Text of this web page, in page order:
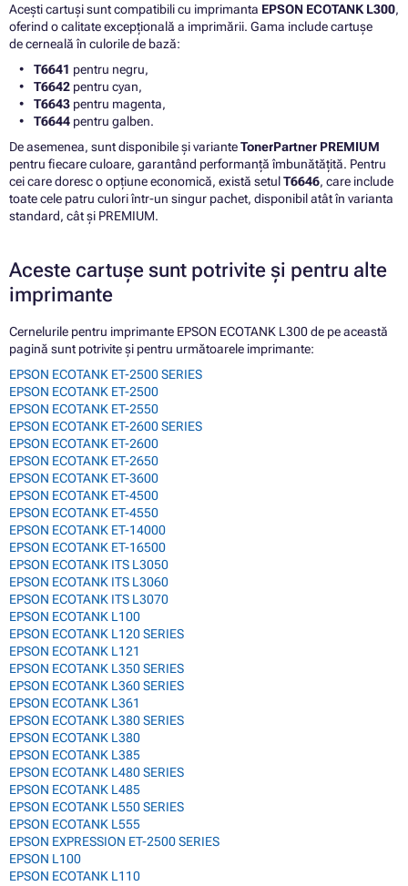
Acești cartuși sunt compatibili cu imprimanta EPSON ECOTANK L300,
oferind o calitate excepțională a imprimării. Gama include cartușe
de cerneală în culorile de bază:
T6641 pentru negru,
T6642 pentru cyan,
T6643 pentru magenta,
T6644 pentru galben.
De asemenea, sunt disponibile și varianteTonerPartner PREMIUM
pentru fiecare culoare, garantând performanță îmbunătățită. Pentru
cei care doresc o opțiune economică, există setulT6646, care include
toate cele patru culori într-un singur pachet, disponibil atât în varianta
standard, cât și PREMIUM.
Aceste cartușe sunt potrivite și pentru alte
imprimante
Cernelurile pentru imprimante EPSON ECOTANK L300 de pe această
pagină sunt potrivite și pentru următoarele imprimante:
EPSON ECOTANK ET-2500 SERIES
EPSON ECOTANK ET-2500
EPSON ECOTANK ET-2550
EPSON ECOTANK ET-2600 SERIES
EPSON ECOTANK ET-2600
EPSON ECOTANK ET-2650
EPSON ECOTANK ET-3600
EPSON ECOTANK ET-4500
EPSON ECOTANK ET-4550
EPSON ECOTANK ET-14000
EPSON ECOTANK ET-16500
EPSON ECOTANK ITS L3050
EPSON ECOTANK ITS L3060
EPSON ECOTANK ITS L3070
EPSON ECOTANK L100
EPSON ECOTANK L120 SERIES
EPSON ECOTANK L121
EPSON ECOTANK L350 SERIES
EPSON ECOTANK L360 SERIES
EPSON ECOTANK L361
EPSON ECOTANK L380 SERIES
EPSON ECOTANK L380
EPSON ECOTANK L385
EPSON ECOTANK L480 SERIES
EPSON ECOTANK L485
EPSON ECOTANK L550 SERIES
EPSON ECOTANK L555
EPSON EXPRESSION ET-2500 SERIES
EPSON L100
EPSON ECOTANK L110